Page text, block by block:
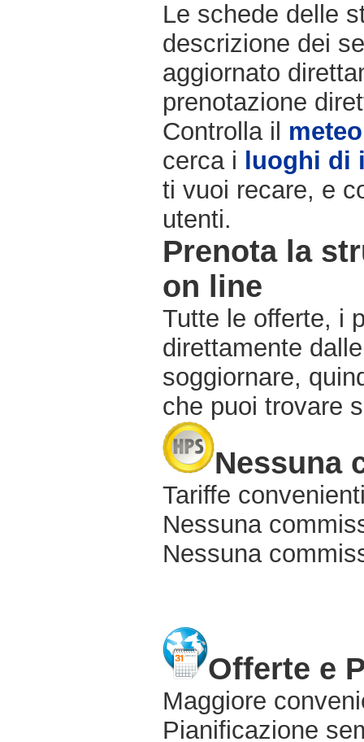
Le schede delle
descrizione dei
aggiornato
prenotazione
Controlla il meteo
cerca i luoghi di
ti vuoi recare, e
utenti.
Prenota la
on line
Tutte le offerte, i
direttamente
soggiornare,
che puoi trovare
Nessuna
Tariffe
Nessuna
Nessuna
Offerte e
Maggiore
Pianificazione